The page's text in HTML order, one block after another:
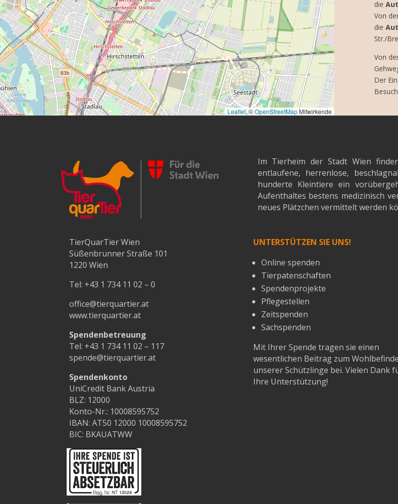
Leaflet, ©OpenStreetMap Mitwirkende
die
Von
die
Str./
Von
Der
Im Tierheim der Stadt Wien
entlaufene, herrenlose,
hunderte Kleintiere ein
Aufenthaltes bestens medizinisch
neues Plätzchen vermittelt werden
TierQuarTier Wien
Süßenbrunner Straße 101
1220 Wien
Tel: +43 1 734 11 02 – 0
office@tierquartier.at
www.tierquartier.at
Spendenbetreuung
Tel: +43 1 734 11 02 – 117
spende@tierquartier.at
Spendenkonto
UniCredit Bank Austria
BLZ: 12000
Konto-Nr.: 10008595752
IBAN: AT50 12000 10008595752
BIC: BKAUATWW
UNTERSTÜTZEN SIE UNS!
Online spenden
Tierpatenschaften
Spendenprojekte
Pflegestellen
Zeitspenden
Sachspenden
Mit Ihrer Spende tragen sie einen
wesentlichen Beitrag zum
unserer Schützlinge bei. Vielen Dank
Ihre Unterstützung!